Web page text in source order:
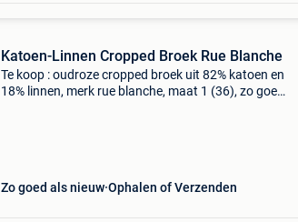
Katoen-Linnen Cropped Broek Rue Blanche
Te koop : oudroze cropped broek uit 82% katoen en
18% linnen, merk rue blanche, maat 1 (36), zo goed
Zo goed als nieuw Ophalen of Verzenden